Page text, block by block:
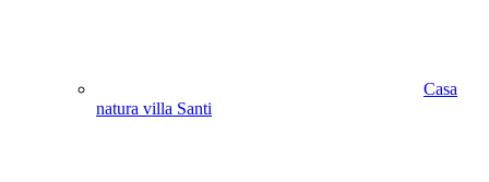
Casa
natura villa Santi